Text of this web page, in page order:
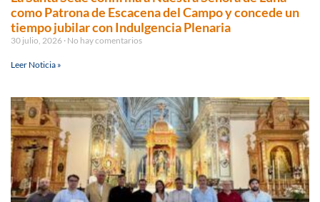
como Patrona de Escacena del Campo y concede un
tiempo jubilar con Indulgencia Plenaria
30 julio, 2026 No hay comentarios
Leer Noticia »